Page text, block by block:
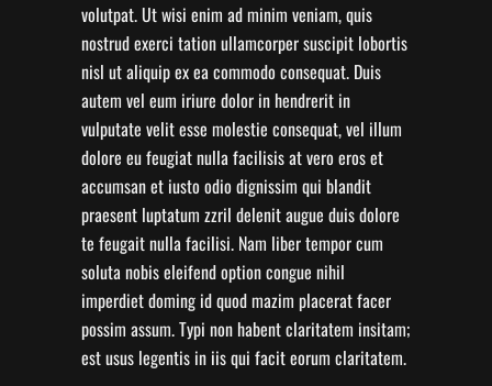
volutpat. Ut wisi enim ad minim veniam, quis
nostrud exerci tation ullamcorper suscipit lobortis
nisl ut aliquip ex ea commodo consequat. Duis
autem vel eum iriure dolor in hendrerit in
vulputate velit esse molestie consequat, vel illum
dolore eu feugiat nulla facilisis at vero eros et
accumsan et iusto odio dignissim qui blandit
praesent luptatum zzril delenit augue duis dolore
te feugait nulla facilisi. Nam liber tempor cum
soluta nobis eleifend option congue nihil
imperdiet doming id quod mazim placerat facer
possim assum. Typi non habent claritatem insitam;
est usus legentis in iis qui facit eorum claritatem.